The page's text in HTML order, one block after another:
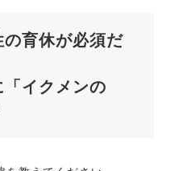
育休が必須だ
イクメンの